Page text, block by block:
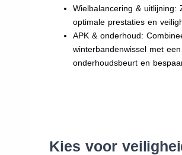
Wielbalancering & uitlijning:
optimale prestaties en
APK & onderhoud:
winterbandenwissel met
onderhoudsbeurt en
Kies voor